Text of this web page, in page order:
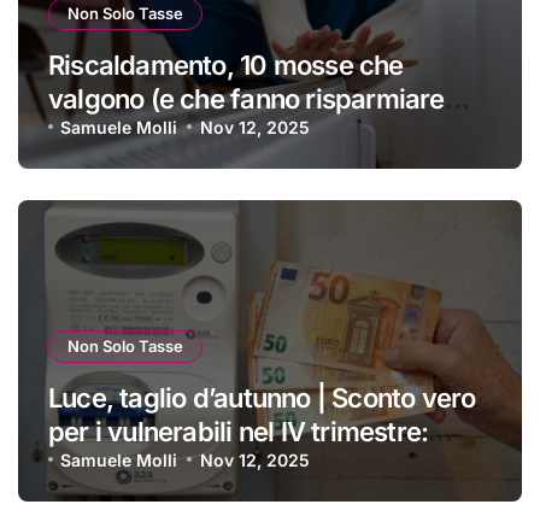
Non Solo Tasse
Riscaldamento, 10 mosse che
valgono (e che fanno risparmiare
tanti soldini) | I trucchi migliori per
passare un inverno spettacolare
Samuele Molli Nov 12, 2025
Non Solo Tasse
Luce, taglio d’autunno | Sconto vero
per i vulnerabili nel IV trimestre:
ecco a chi si applica e come
ottenerlo
Samuele Molli Nov 12, 2025